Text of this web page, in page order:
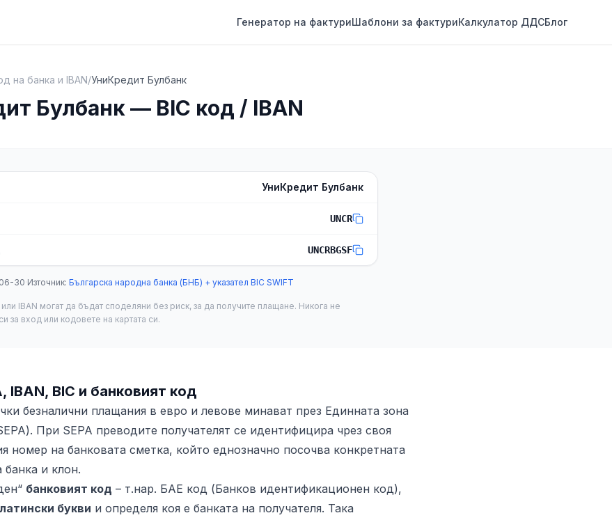
Генератор на фактуриШаблони за фактуриКалкулатор ДДСБлог
на банка и IBAN/УниКредит Булбанк
Булбанк — BIC код / IBAN
УниКредит Булбанк
UNCR
UNCRBGSF
30·Източник: Българска народна банка (БНБ) + указател BIC SWIFT
IBAN могат да бъдат споделяни без риск, за да получите плащане. Никога не
за вход или кодовете на картата си.
IBAN, BIC и банковият код
безналични плащания в евро и левове минават през Единната зона
При SEPA преводите получателят се идентифицира чрез своя
номер на банковата сметка, който еднозначно посочва конкретната
банка и клон.
банковият код – т.нар. БАЕ код (Банков идентификационен код),
букви и определя коя е банката на получателя. Така